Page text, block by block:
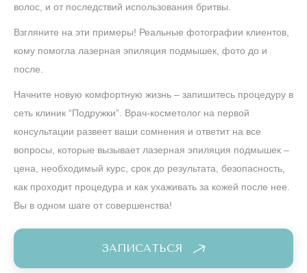
волос, и от последствий использования бритвы.
Взгляните на эти примеры! Реальные фотографии клиентов,
кому помогла лазерная эпиляция подмышек, фото до и
после.
Начните новую комфортную жизнь – запишитесь процедуру в
сеть клиник “Подружки”. Врач-косметолог на первой
консультации развеет ваши сомнения и ответит на все
вопросы, которые вызывает лазерная эпиляция подмышек –
цена, необходимый курс, срок до результата, безопасность,
как проходит процедура и как ухаживать за кожей после нее.
Вы в одном шаге от совершенства!
ЗАПИСАТЬСЯ